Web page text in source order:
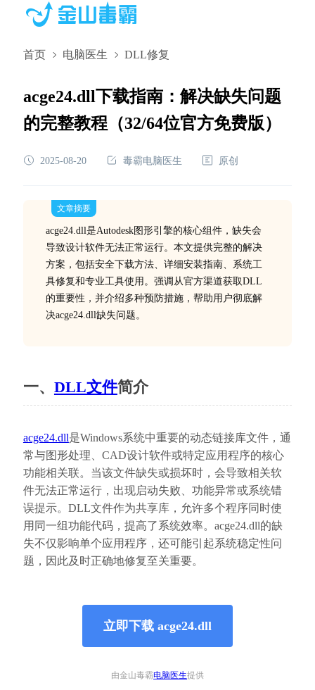
首页 电脑医生 DLL修复
acge24.dll下载指南：解决缺失问题
的完整教程（32/64位官方免费版）
2025-08-20 毒霸电脑医生 原创
文章摘要
acge24.dll是Autodesk图形引擎的核心组件，缺失会
导致设计软件无法正常运行。本文提供完整的解决
方案，包括安全下载方法、详细安装指南、系统工
具修复和专业工具使用。强调从官方渠道获取DLL
的重要性，并介绍多种预防措施，帮助用户彻底解
决acge24.dll缺失问题。
一、 DLL文件简介
acge24.dll是Windows系统中重要的动态链接库文件，通
常与图形处理、CAD设计软件或特定应用程序的核心
功能相关联。当该文件缺失或损坏时，会导致相关软
件无法正常运行，出现启动失败、功能异常或系统错
误提示。DLL文件作为共享库，允许多个程序同时使
用同一组功能代码，提高了系统效率。acge24.dll的缺
失不仅影响单个应用程序，还可能引起系统稳定性问
题，因此及时正确地修复至关重要。
立即下载 acge24.dll
由金山毒霸电脑医生提供